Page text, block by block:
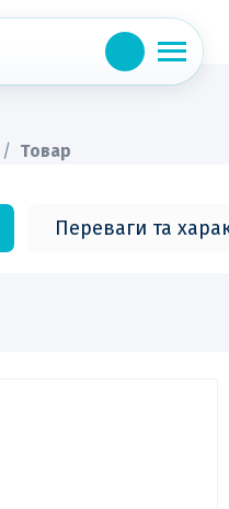
/ Товар
Переваги та